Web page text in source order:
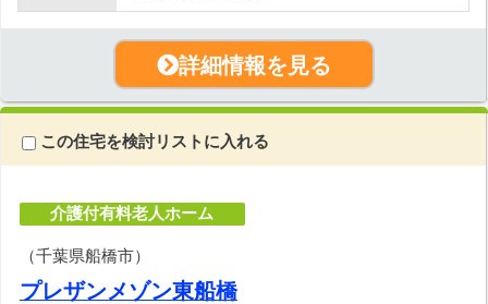
詳細情報を見る
この住宅を検討リストに入れる
介護付有料老人ホーム
（千葉県船橋市）
プレザンメゾン東船橋